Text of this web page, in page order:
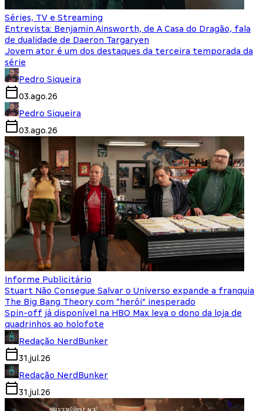
Séries, TV e Streaming
Entrevista: Benjamin Ainsworth, de A Casa do Dragão, fala
de dualidade de Daeron Targaryen
Jovem ator é um dos destaques da terceira temporada da
série
Pedro Siqueira
03.ago.26
Pedro Siqueira
03.ago.26
Informe Publicitário
Stuart Não Consegue Salvar o Universo expande a franquia
The Big Bang Theory com “herói” inesperado
Spin-off já disponível na HBO Max leva o dono da loja de
quadrinhos ao holofote
Redação NerdBunker
31.jul.26
Redação NerdBunker
31.jul.26